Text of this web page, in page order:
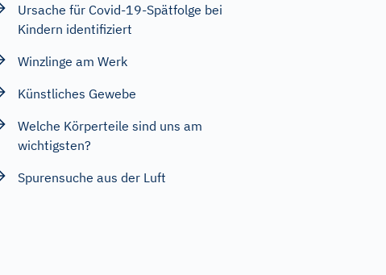
Ursache für Covid-19-Spätfolge bei
Kindern identifiziert
Winzlinge am Werk
Künstliches Gewebe
Welche Körperteile sind uns am
wichtigsten?
Spurensuche aus der Luft